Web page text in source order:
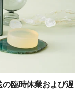
の臨時休業および遅